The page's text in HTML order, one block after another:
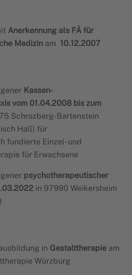
Anerkennung als FÄ für
Medizin am 10.12.2007
Kassen-
vom 01.04.2008 bis zum
Schrozberg- Bartenstein
Hall) für
fundierte Einzel- und
für Erwachsene
psychotherapeutischer
in 97990 Weikersheim
in Gestalttherapie am
Würzburg